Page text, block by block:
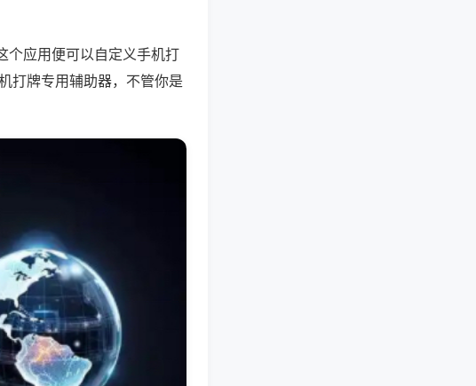
个应用便可以自定义手机打
打牌专用辅助器，不管你是